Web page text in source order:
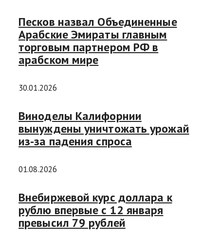
Песков назвал Объединенные
Арабские Эмираты главным
торговым партнером РФ в
арабском мире
30.01.2026
Виноделы Калифорнии
вынуждены уничтожать урожай
из-за падения спроса
01.08.2026
Внебиржевой курс доллара к
рублю впервые с 12 января
превысил 79 рублей